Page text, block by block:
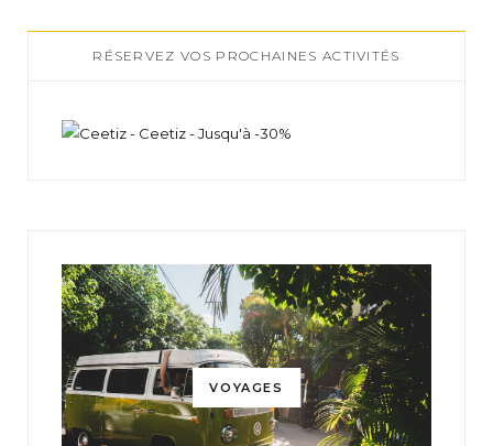
RÉSERVEZ VOS PROCHAINES ACTIVITÉS
VOYAGES